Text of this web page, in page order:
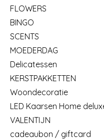
FLOWERS
BINGO
SCENTS
MOEDERDAG
Delicatessen
KERSTPAKKETTEN
Woondecoratie
LED Kaarsen Home
VALENTIJN
cadeaubon / giftcard